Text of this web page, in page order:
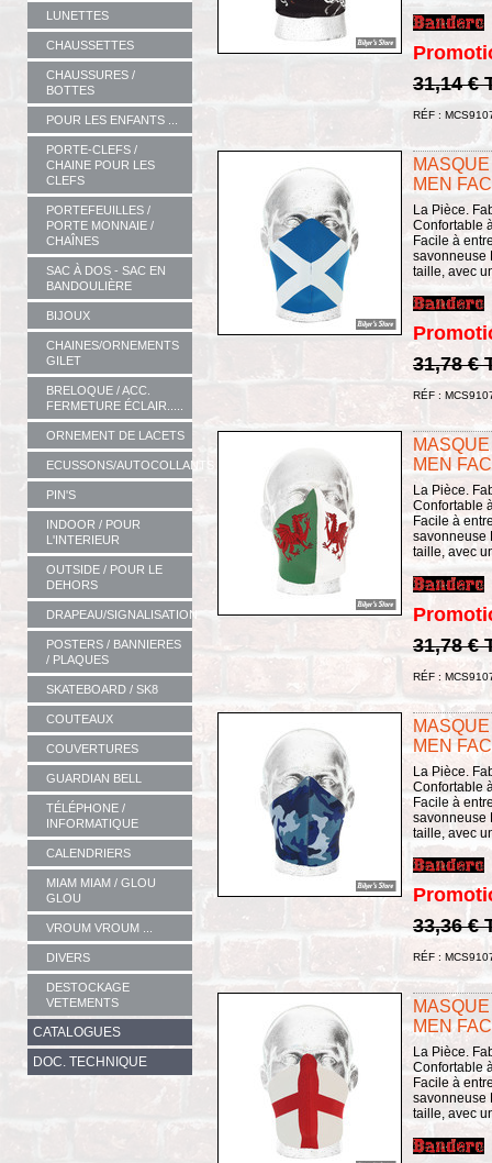
LUNETTES
CHAUSSETTES
CHAUSSURES /
BOTTES
POUR LES ENFANTS ...
PORTE-CLEFS /
CHAINE POUR LES
CLEFS
PORTEFEUILLES /
PORTE MONNAIE /
CHAÎNES
SAC À DOS - SAC EN
BANDOULIÈRE
BIJOUX
CHAINES/ORNEMENTS
GILET
BRELOQUE / ACC.
FERMETURE ÉCLAIR.....
ORNEMENT DE LACETS
ECUSSONS/AUTOCOLLANTS
PIN'S
INDOOR / POUR
L'INTERIEUR
OUTSIDE / POUR LE
DEHORS
DRAPEAU/SIGNALISATION
POSTERS / BANNIERES
/ PLAQUES
SKATEBOARD / SK8
COUTEAUX
COUVERTURES
GUARDIAN BELL
TÉLÉPHONE /
INFORMATIQUE
CALENDRIERS
MIAM MIAM / GLOU
GLOU
VROUM VROUM ...
DIVERS
DESTOCKAGE
VETEMENTS
CATALOGUES
DOC. TECHNIQUE
31,14 €
RÉF :
MEN
La Pièce.
Confortable
Facile à
savonneuse
taille, avec
31,78 €
RÉF :
MEN
La Pièce.
Confortable
Facile à
savonneuse
taille, avec
31,78 €
RÉF :
MEN
La Pièce.
Confortable
Facile à
savonneuse
taille, avec
33,36 €
RÉF :
MEN
La Pièce.
Confortable
Facile à
savonneuse
taille, avec